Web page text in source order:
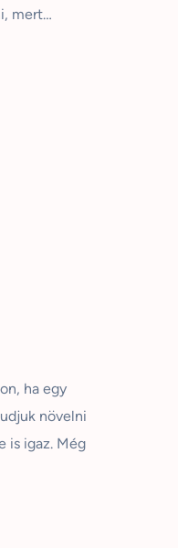
mert…
ha egy
növelni
is igaz. Még